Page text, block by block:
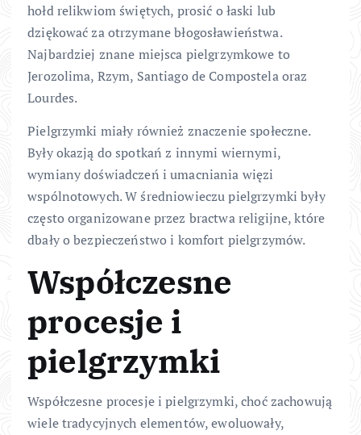
hołd relikwiom świętych, prosić o łaski lub
dziękować za otrzymane błogosławieństwa.
Najbardziej znane miejsca pielgrzymkowe to
Jerozolima, Rzym, Santiago de Compostela oraz
Lourdes.
Pielgrzymki miały również znaczenie społeczne.
Były okazją do spotkań z innymi wiernymi,
wymiany doświadczeń i umacniania więzi
wspólnotowych. W średniowieczu pielgrzymki były
często organizowane przez bractwa religijne, które
dbały o bezpieczeństwo i komfort pielgrzymów.
Współczesne
procesje i
pielgrzymki
Współczesne procesje i pielgrzymki, choć zachowują
wiele tradycyjnych elementów, ewoluowały,